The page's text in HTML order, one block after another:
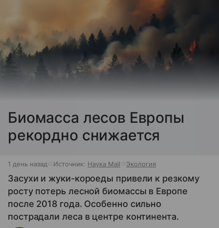
Биомасса лесов Европы
рекордно снижается
1 день назад Источник: Наука Mail Экология
Засухи и жуки-короеды привели к резкому
росту потерь лесной биомассы в Европе
после 2018 года. Особенно сильно
пострадали леса в центре континента.